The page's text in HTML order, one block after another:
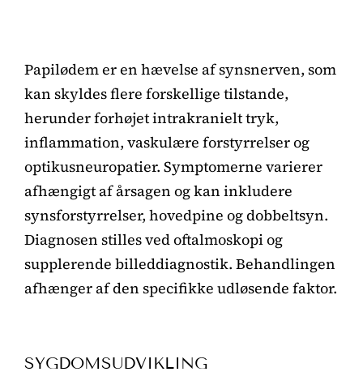
Papilødem er en hævelse af synsnerven, som
kan skyldes flere forskellige tilstande,
herunder forhøjet intrakranielt tryk,
inflammation, vaskulære forstyrrelser og
optikusneuropatier. Symptomerne varierer
afhængigt af årsagen og kan inkludere
synsforstyrrelser, hovedpine og dobbeltsyn.
Diagnosen stilles ved oftalmoskopi og
supplerende billeddiagnostik. Behandlingen
afhænger af den specifikke udløsende faktor.
SYGDOMSUDVIKLING